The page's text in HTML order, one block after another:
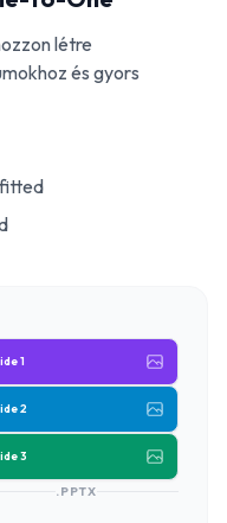
létre
és gyors
1
2
3
.PPTX